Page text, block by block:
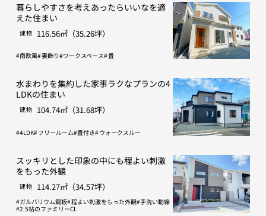
暮らしやすさを考えあったらいいなを適
えた住まい
建物 116.56㎡（35.26坪）
南欧風 妻飾り ワークスペース 畳
水まわりを集約した家事ラクなプランの4
LDKの住まい
建物 104.74㎡（31.68坪）
4LDK フリールーム 畳付き ウォークスルー
スッキリとした印象の中にも程よい刺激
をもった外観
建物 114.27㎡（34.57坪）
ガルバリウム鋼板 程よい刺激をもった外観 手洗い動線
2.5帖のファミリーCL